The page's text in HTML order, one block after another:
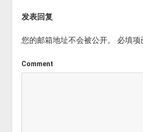
发表回复
您的邮箱地址不会被公开。 必填项
Comment